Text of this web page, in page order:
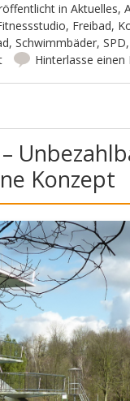
in Aktuelles,
, Freibad,
, Schwimmbäder, SPD,
Hinterlasse
Konzept